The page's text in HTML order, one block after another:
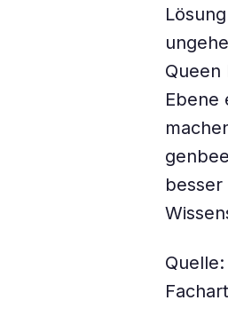
Queen
Ebene
besser